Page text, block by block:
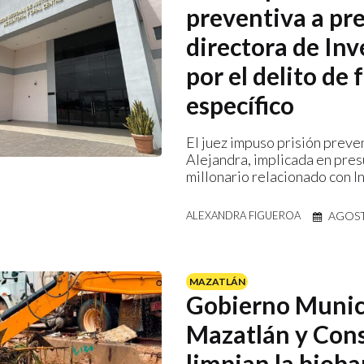
preventiva a
directora de
por el delito de
específico
El juez impuso prisión
Alejandra, implicada en
millonario relacionado con
ALEXANDRA FIGUEROA
MAZATLÁN
Gobierno
Mazatlán y